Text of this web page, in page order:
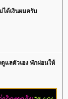
ได้เงินผมครับ
แลตัวเอง พักผ่อนให้